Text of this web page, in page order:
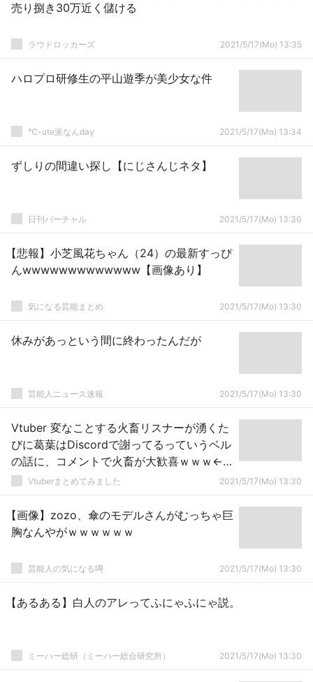
売り捌き30万近く儲ける
ラウドロッカーズ 2021/5/17(Mo) 13:35
ハロプロ研修生の平山遊季が美少女な件
℃-ute派なんday 2021/5/17(Mo) 13:34
ずしりの間違い探し【にじさんじネタ】
日刊バーチャル 2021/5/17(Mo) 13:30
【悲報】小芝風花ちゃん（24）の最新すっぴ
んwwwwwwwwwwwww【画像あり】
気になる芸能まとめ 2021/5/17(Mo) 13:30
休みがあっという間に終わったんだが
芸能人ニュース速報 2021/5/17(Mo) 13:30
Vtuber 変なことする火畜リスナーが湧くた
びに葛葉はDiscordで謝ってるっていうベル
の話に、コメントで火畜が大歓喜ｗｗｗ←
反省する気ゼロなんだな…
Vtuberまとめてみました 2021/5/17(Mo) 13:30
【画像】zozo、傘のモデルさんがむっちゃ巨
胸なんやがｗｗｗｗｗｗ
芸能人の気になる噂 2021/5/17(Mo) 13:30
【あるある】白人のアレってふにゃふにゃ説。
ミーハー総研（ミーハー総合研究所） 2021/5/17(Mo) 13:30